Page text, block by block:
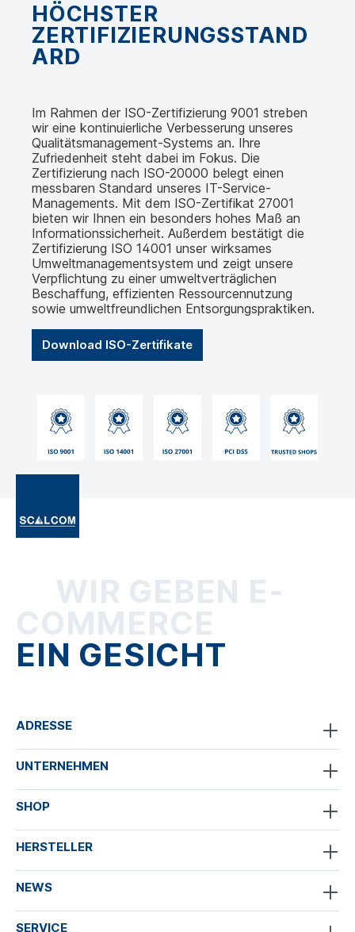
HÖCHSTER
ZERTIFIZIERUNGSSTAND
ARD
Im Rahmen der ISO-Zertifizierung 9001 streben
wir eine kontinuierliche Verbesserung unseres
Qualitätsmanagement-Systems an. Ihre
Zufriedenheit steht dabei im Fokus. Die
Zertifizierung nach ISO-20000 belegt einen
messbaren Standard unseres IT-Service-
Managements. Mit dem ISO-Zertifikat 27001
bieten wir Ihnen ein besonders hohes Maß an
Informationssicherheit. Außerdem bestätigt die
Zertifizierung ISO 14001 unser wirksames
Umweltmanagementsystem und zeigt unsere
Verpflichtung zu einer umweltverträglichen
Beschaffung, effizienten Ressourcennutzung
sowie umweltfreundlichen Entsorgungspraktiken.
Download ISO-Zertifikate
WIR GEBEN E-
COMMERCE
EIN GESICHT
ADRESSE
UNTERNEHMEN
SHOP
HERSTELLER
NEWS
SERVICE